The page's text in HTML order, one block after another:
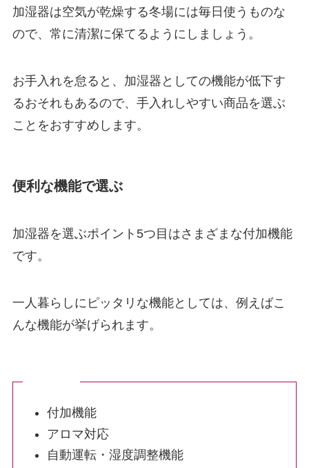
加湿器は空気が乾燥する冬場には毎日使うものな
ので、常に清潔に保てるようにしましょう。
お手入れを怠ると、加湿器としての機能が低下す
るおそれもあるので、手入れしやすい商品を選ぶ
ことをおすすめします。
便利な機能で選ぶ
加湿器を選ぶポイント5つ目はさまざまな付加機能
です。
一人暮らしにピッタリな機能としては、例えばこ
んな機能が挙げられます。
付加機能
アロマ対応
自動運転・湿度調整機能